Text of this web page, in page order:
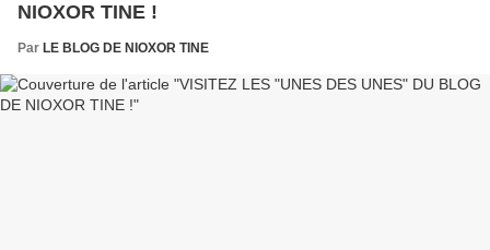
NIOXOR TINE !
Par LE BLOG DE NIOXOR TINE